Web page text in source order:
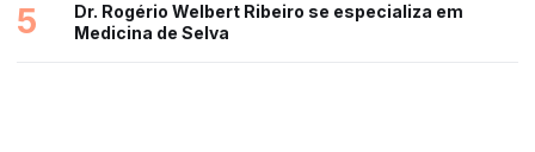
5
Dr. Rogério Welbert Ribeiro se especializa em
Medicina de Selva